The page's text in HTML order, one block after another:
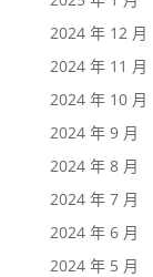
2024 年 12 月
2024 年 11 月
2024 年 10 月
2024 年 9 月
2024 年 8 月
2024 年 7 月
2024 年 6 月
2024 年 5 月